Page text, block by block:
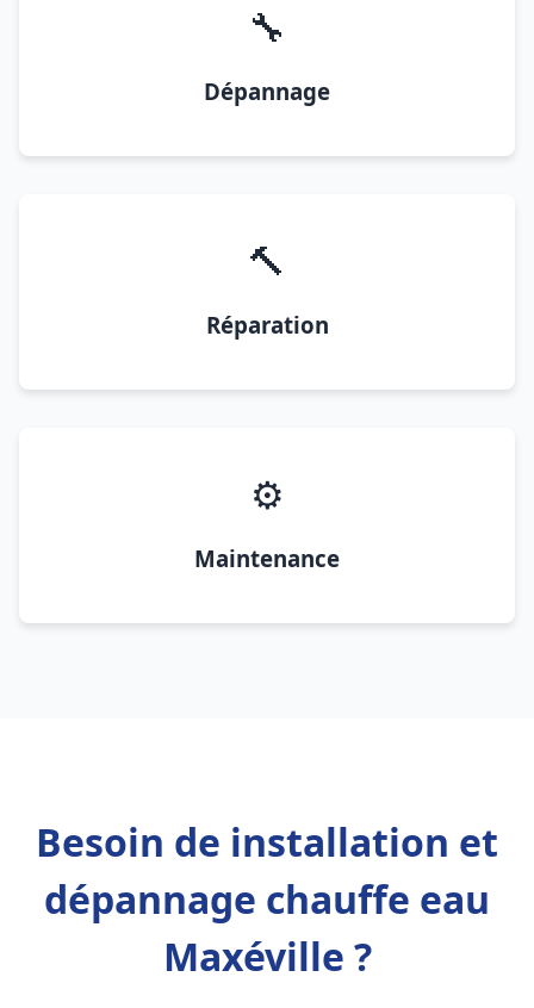
🔧
Dépannage
🔨
Réparation
⚙️
Maintenance
Besoin de installation et
dépannage chauffe eau
Maxéville ?